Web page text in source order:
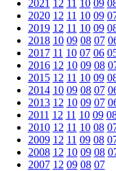
2021 12 11 10 09
2020 12 11 10 09
2019 12 11 10 09
2018 10 09 08 07
2017 11 10 07 06
2016 12 10 09 08
2015 12 11 10 09
2014 10 09 08 07
2013 12 10 09 07
2011 12 11 10 09
2010 12 11 10 08
2009 12 11 09 08
2008 12 10 09 08
2007 12 09 08 07